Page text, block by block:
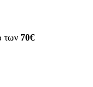
των 70€